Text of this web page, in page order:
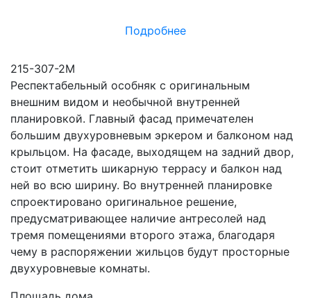
Подробнее
215-307-2М
Респектабельный особняк с оригинальным
внешним видом и необычной внутренней
планировкой. Главный фасад примечателен
большим двухуровневым эркером и балконом над
крыльцом. На фасаде, выходящем на задний двор,
стоит отметить шикарную террасу и балкон над
ней во всю ширину. Во внутренней планировке
спроектировано оригинальное решение,
предусматривающее наличие антресолей над
тремя помещениями второго этажа, благодаря
чему в распоряжении жильцов будут просторные
двухуровневые комнаты.